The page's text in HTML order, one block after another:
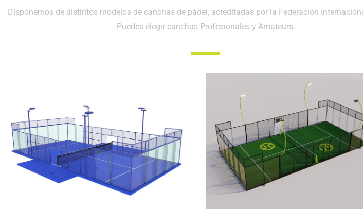
Disponemos de distintos modelos de canchas de pádel, acreditadas por la Federación
Puedes elegir canchas Profesionales y Amateurs.